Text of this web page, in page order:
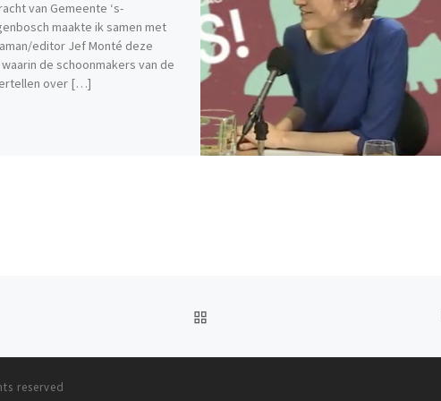
van Gemeente ‘s-
maakte ik samen met
editor Jef Monté deze
de schoonmakers van de
over […]
reserved